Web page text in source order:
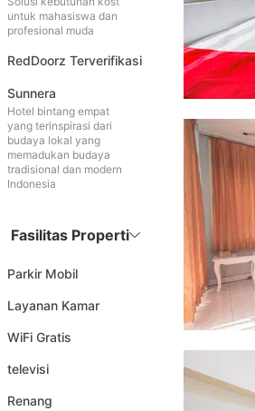
untuk mahasiswa dan
profesional muda
RedDoorz Terverifikasi
Sunnera
Hotel bintang empat
yang terinspirasi dari
budaya lokal yang
memadukan budaya
tradisional dan modern
Indonesia
Fasilitas Properti
Parkir Mobil
Layanan Kamar
WiFi Gratis
televisi
Renang